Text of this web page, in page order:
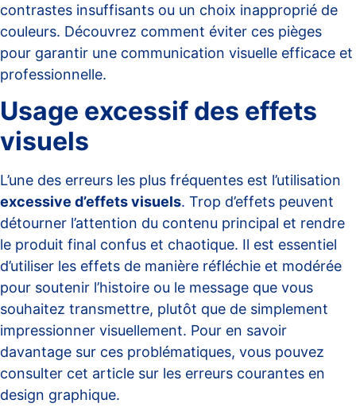
contrastes insuffisants ou un choix inapproprié de
couleurs. Découvrez comment éviter ces pièges
pour garantir une communication visuelle efficace et
professionnelle.
Usage excessif des effets
visuels
L’une des erreurs les plus fréquentes est l’utilisation
excessive d’effets visuels. Trop d’effets peuvent
détourner l’attention du contenu principal et rendre
le produit final confus et chaotique. Il est essentiel
d’utiliser les effets de manière réfléchie et modérée
pour soutenir l’histoire ou le message que vous
souhaitez transmettre, plutôt que de simplement
impressionner visuellement. Pour en savoir
davantage sur ces problématiques, vous pouvez
consulter cet article sur les erreurs courantes en
design graphique.